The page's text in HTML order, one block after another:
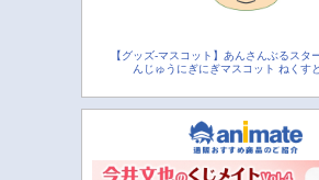
【グッズ-マスコット】あんさんぶるスタ
んじゅうにぎにぎマスコット ねくす